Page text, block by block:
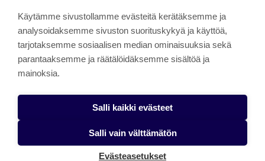
Käytämme sivustollamme evästeitä kerätäksemme ja
analysoidaksemme sivuston suorituskykyä ja käyttöä,
tarjotaksemme sosiaalisen median ominaisuuksia sekä
parantaaksemme ja räätälöidäksemme sisältöä ja
mainoksia.
Salli kaikki evästeet
Salli vain välttämätön
Evästeasetukset